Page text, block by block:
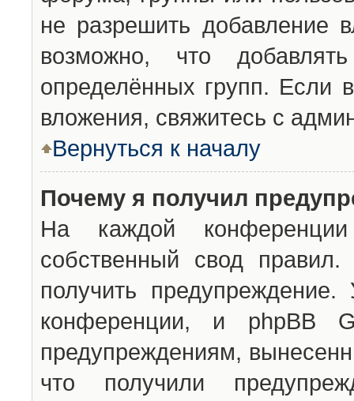
не разрешить добавление
возможно, что
определённых групп. Если
вложения, свяжитесь с
Вернуться к началу
Почему я получил
На каждой конференции
собственный свод
получить
конференции, и phpBB
предупреждениям,
что получили